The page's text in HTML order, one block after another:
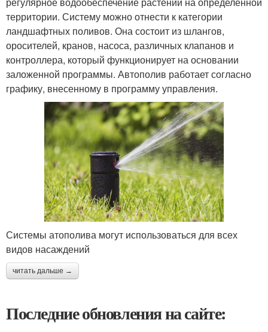
территории. Систему можно отнести к категории
ландшафтных поливов. Она состоит из шлангов,
оросителей, кранов, насоса, различных клапанов и
контроллера, который функционирует на основании
заложенной программы. Автополив работает согласно
графику, внесенному в программу управления.
Системы атополива могут использоваться для всех
видов насаждений
читать дальше →
Последние обновления на сайте: